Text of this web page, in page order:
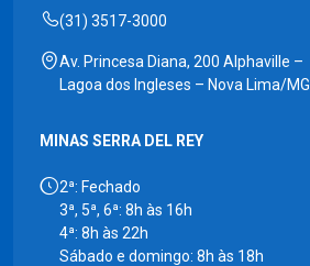
(31) 3517-3000
Av. Princesa Diana, 200 Alphaville –
Lagoa dos Ingleses – Nova Lima/MG
MINAS SERRA DEL REY
2ª: Fechado
3ª, 5ª, 6ª: 8h às 16h
4ª: 8h às 22h
Sábado e domingo: 8h às 18h